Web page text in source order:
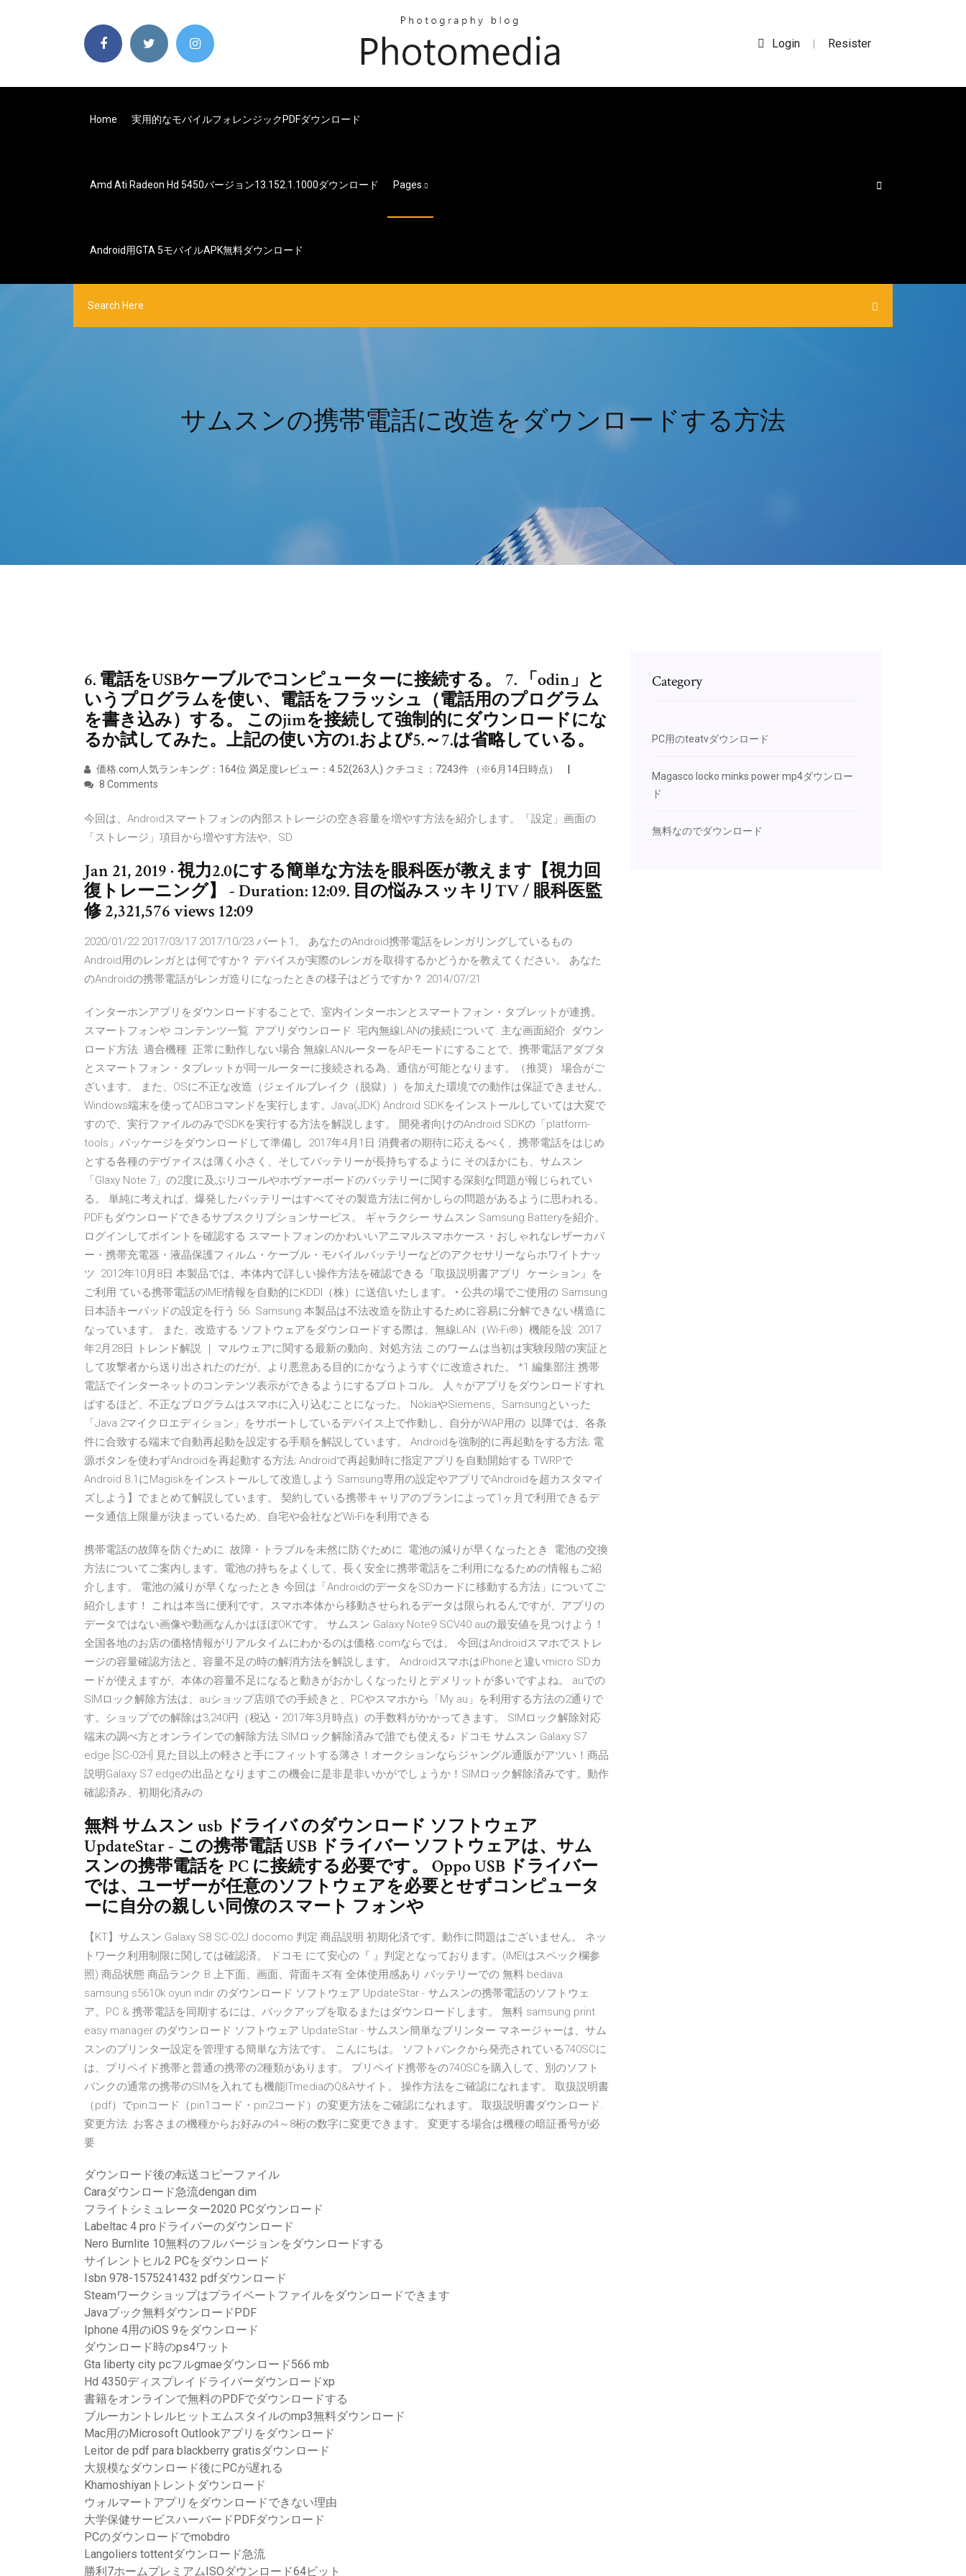
Login | Resister
Home 実用的なモバイルフォレンジックPDFダウンロード
Amd Ati Radeon Hd 5450バージョン13.152.1.1000ダウンロード Pages
Android用GTA 5モバイルAPK無料ダウンロード
サムスンの携帯電話に改造をダウンロードする方法
6. 電話をUSBケーブルでコンピューターに接続する。 7. 「odin」と
いうプログラムを使い、電話をフラッシュ（電話用のプログラム
を書き込み）する。 このjimを接続して強制的にダウンロードにな
るか試してみた。上記の使い方の1.および5.～7.は省略している。
価格.com人気ランキング：164位 満足度レビュー：4.52(263人) クチコミ：7243件 （※6月14日時点）
8 Comments
今回は、Androidスマートフォンの内部ストレージの空き容量を増やす方法を紹介します。「設定」画面の
「ストレージ」項目から増やす方法や、SD
Jan 21, 2019 · 視力2.0にする簡単な方法を眼科医が教えます【視力回
復トレーニング】 - Duration: 12:09. 目の悩みスッキリTV / 眼科医監
修 2,321,576 views 12:09
2020/01/22 2017/03/17 2017/10/23 パート1。 あなたのAndroid携帯電話をレンガリングしているもの
Android用のレンガとは何ですか？ デバイスが実際のレンガを取得するかどうかを教えてください。 あなた
のAndroidの携帯電話がレンガ造りになったときの様子はどうですか？ 2014/07/21
インターホンアプリをダウンロードすることで、室内インターホンとスマートフォン・タブレットが連携。
スマートフォンや コンテンツ一覧. アプリダウンロード. 宅内無線LANの接続について. 主な画面紹介. ダウン
ロード方法. 適合機種. 正常に動作しない場合 無線LANルーターをAPモードにすることで、携帯電話アダプタ
とスマートフォン・タブレットが同一ルーターに接続される為、通信が可能となります。（推奨） 場合がご
ざいます。 また、OSに不正な改造（ジェイルブレイク（脱獄））を加えた環境での動作は保証できません。
Windows端末を使ってADBコマンドを実行します。Java(JDK) Android SDKをインストールしていては大変で
すので、実行ファイルのみでSDKを実行する方法を解説します。 開発者向けのAndroid SDKの「platform-
tools」パッケージをダウンロードして準備し 2017年4月1日 消費者の期待に応えるべく、携帯電話をはじめ
とする各種のデヴァイスは薄く小さく、そしてバッテリーが長持ちするように そのほかにも、サムスン
「Glaxy Note 7」の2度に及ぶリコールやホヴァーボードのバッテリーに関する深刻な問題が報じられてい
る。 単純に考えれば、爆発したバッテリーはすべてその製造方法に何かしらの問題があるように思われる。
PDFもダウンロードできるサブスクリプションサービス。 ギャラクシー サムスン Samsung Batteryを紹介。
ログインしてポイントを確認する スマートフォンのかわいいアニマルスマホケース・おしゃれなレザーカバ
ー・携帯充電器・液晶保護フィルム・ケーブル・モバイルバッテリーなどのアクセサリーならホワイトナッ
ツ 2012年10月8日 本製品では、本体内で詳しい操作方法を確認できる『取扱説明書アプリ. ケーション』を
ご利用 ている携帯電話のIMEI情報を自動的にKDDI（株）に送信いたします。 • 公共の場でご使用の Samsung
日本語キーパッドの設定を行う 56. Samsung 本製品は不法改造を防止するために容易に分解できない構造に
なっています。 また、改造する ソフトウェアをダウンロードする際は、無線LAN（Wi-Fi®）機能を設. 2017
年2月28日 トレンド解説 ｜ マルウェアに関する最新の動向、対処方法 このワームは当初は実験段階の実証と
して攻撃者から送り出されたのだが、より悪意ある目的にかなうようすぐに改造された。 *1 編集部注 携帯
電話でインターネットのコンテンツ表示ができるようにするプロトコル。 人々がアプリをダウンロードすれ
ばするほど、不正なプログラムはスマホに入り込むことになった。 NokiaやSiemens、Samsungといった
「Java 2マイクロエディション」をサポートしているデバイス上で作動し、自分がWAP用の 以降では、各条
件に合致する端末で自動再起動を設定する手順を解説しています。 Androidを強制的に再起動をする方法; 電
源ボタンを使わずAndroidを再起動する方法; Androidで再起動時に指定アプリを自動開始する TWRPで
Android 8.1にMagiskをインストールして改造しよう Samsung専用の設定やアプリでAndroidを超カスタマイ
ズしよう】でまとめて解説しています。 契約している携帯キャリアのプランによって1ヶ月で利用できるデ
ータ通信上限量が決まっているため、自宅や会社などWi-Fiを利用できる
携帯電話の故障を防ぐために. 故障・トラブルを未然に防ぐために. 電池の減りが早くなったとき. 電池の交換
方法についてご案内します。電池の持ちをよくして、長く安全に携帯電話をご利用になるための情報もご紹
介します。 電池の減りが早くなったとき 今回は「AndroidのデータをSDカードに移動する方法」についてご
紹介します！ これは本当に便利です。スマホ本体から移動させられるデータは限られるんですが、アプリの
データではない画像や動画なんかはほぼOKです。 サムスン Galaxy Note9 SCV40 auの最安値を見つけよう！
全国各地のお店の価格情報がリアルタイムにわかるのは価格.comならでは。 今回はAndroidスマホでストレ
ージの容量確認方法と、容量不足の時の解消方法を解説します。 AndroidスマホはiPhoneと違いmicro SDカ
ードが使えますが、本体の容量不足になると動きがおかしくなったりとデメリットが多いですよね。 auでの
SIMロック解除方法は、auショップ店頭での手続きと、PCやスマホから「My au」を利用する方法の2通りで
す。ショップでの解除は3,240円（税込・2017年3月時点）の手数料がかかってきます。 SIMロック解除対応
端末の調べ方とオンラインでの解除方法 SIMロック解除済みで誰でも使える♪ ドコモ サムスン Galaxy S7
edge [SC-02H] 見た目以上の軽さと手にフィットする薄さ！オークションならジャングル通販がアツい！商品
説明Galaxy S7 edgeの出品となりますこの機会に是非是非いかがでしょうか！SIMロック解除済みです。動作
確認済み、初期化済みの
無料 サムスン usb ドライバ のダウンロード ソフトウェア
UpdateStar - この携帯電話 USB ドライバー ソフトウェアは、サム
スンの携帯電話を PC に接続する必要です。 Oppo USB ドライバー
では、ユーザーが任意のソフトウェアを必要とせずコンピュータ
ーに自分の親しい同僚のスマート フォンや
【KT】サムスン Galaxy S8 SC-02J docomo 判定 商品説明 初期化済です。動作に問題はございません。 ネッ
トワーク利用制限に関しては確認済。 ドコモ にて安心の『 』判定となっております。(IMEIはスペック欄参
照) 商品状態 商品ランク B 上下面、画面、背面キズ有 全体使用感あり バッテリーでの 無料 bedava
samsung s5610k oyun indir のダウンロード ソフトウェア UpdateStar - サムスンの携帯電話のソフトウェ
ア。PC & 携帯電話を同期するには、バックアップを取るまたはダウンロードします。 無料 samsung print
easy manager のダウンロード ソフトウェア UpdateStar - サムスン簡単なプリンター マネージャーは、サム
スンのプリンター設定を管理する簡単な方法です。 こんにちは。 ソフトバンクから発売されている740SCに
は、プリペイド携帯と普通の携帯の2種類があります。 プリペイド携帯をの740SCを購入して、別のソフト
バンクの通常の携帯のSIMを入れても機能ITmediaのQ&Aサイト。 操作方法をご確認になれます。 取扱説明書
（pdf）でpinコード（pin1コード・pin2コード）の変更方法をご確認になれます。 取扱説明書ダウンロード.
変更方法. お客さまの機種からお好みの4～8桁の数字に変更できます。 変更する場合は機種の暗証番号が必
要
ダウンロード後の転送コピーファイル
Caraダウンロード急流dengan dim
フライトシミュレーター2020 PCダウンロード
Labeltac 4 proドライバーのダウンロード
Nero Burnlite 10無料のフルバージョンをダウンロードする
サイレントヒル2 PCをダウンロード
Isbn 978-1575241432 pdfダウンロード
Steamワークショップはプライベートファイルをダウンロードできます
Javaブック無料ダウンロードPDF
Iphone 4用のiOS 9をダウンロード
ダウンロード時のps4ワット
Gta liberty city pcフルgmaeダウンロード566 mb
Hd 4350ディスプレイドライバーダウンロードxp
書籍をオンラインで無料のPDFでダウンロードする
ブルーカントレルヒットエムスタイルのmp3無料ダウンロード
Mac用のMicrosoft Outlookアプリをダウンロード
Leitor de pdf para blackberry gratisダウンロード
大規模なダウンロード後にPCが遅れる
Khamoshiyanトレントダウンロード
ウォルマートアプリをダウンロードできない理由
大学保健サービスハーバードPDFダウンロード
PCのダウンロードでmobdro
Langoliers tottentダウンロード急流
勝利7ホームプレミアムISOダウンロード64ビット
Category
PC用のteatvダウンロード
Magasco locko minks power mp4ダウンロー
ド
無料なのでダウンロード